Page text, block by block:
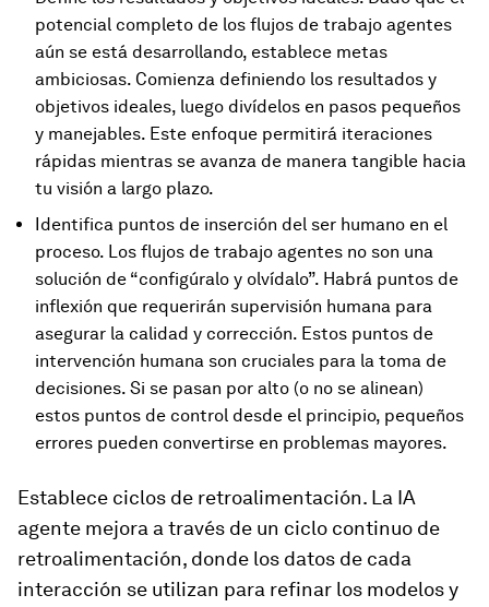
potencial completo de los flujos de trabajo agentes
aún se está desarrollando, establece metas
ambiciosas. Comienza definiendo los resultados y
objetivos ideales, luego divídelos en pasos pequeños
y manejables. Este enfoque permitirá iteraciones
rápidas mientras se avanza de manera tangible hacia
tu visión a largo plazo.
Identifica puntos de inserción del ser humano en el
proceso. Los flujos de trabajo agentes no son una
solución de “configúralo y olvídalo”. Habrá puntos de
inflexión que requerirán supervisión humana para
asegurar la calidad y corrección. Estos puntos de
intervención humana son cruciales para la toma de
decisiones. Si se pasan por alto (o no se alinean)
estos puntos de control desde el principio, pequeños
errores pueden convertirse en problemas mayores.
Establece ciclos de retroalimentación. La IA
agente mejora a través de un ciclo continuo de
retroalimentación, donde los datos de cada
interacción se utilizan para refinar los modelos y